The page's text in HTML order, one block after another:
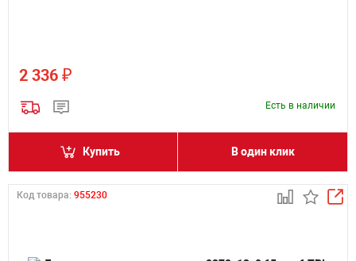
2 336 ₽
Есть в наличии
Купить В один клик
Код товара: 955230